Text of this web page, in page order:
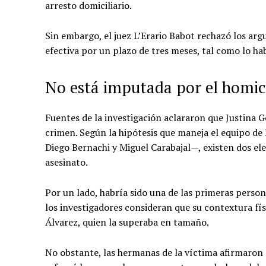
arresto domiciliario.
Sin embargo, el juez L’Erario Babot rechazó los
efectiva por un plazo de tres meses, tal como lo
No está imputada por el
Fuentes de la investigación aclararon que Justina
crimen. Según la hipótesis que maneja el equipo
Diego Bernachi y Miguel Carabajal—, existen dos
asesinato.
Por un lado, habría sido una de las primeras
los investigadores consideran que su contextura
Álvarez, quien la superaba en tamaño.
No obstante, las hermanas de la víctima